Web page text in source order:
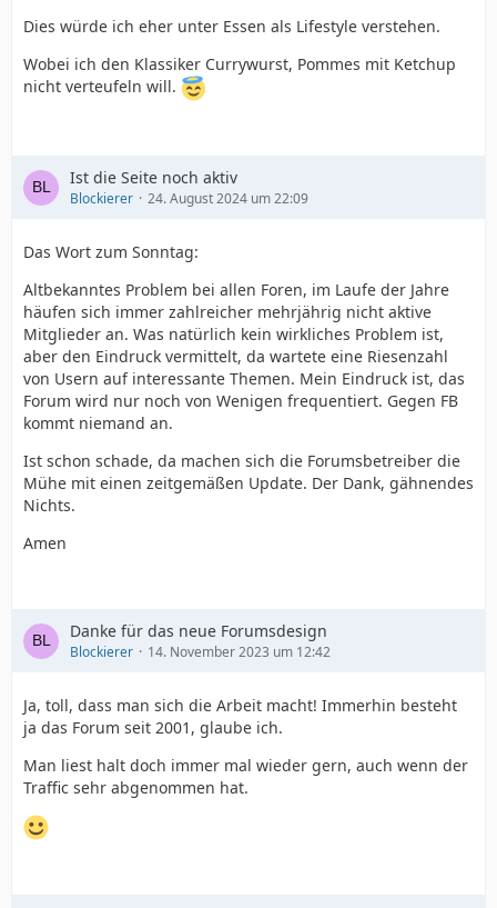
Dies würde ich eher unter Essen als Lifestyle verstehen.
Wobei ich den Klassiker Currywurst, Pommes mit Ketchup
nicht verteufeln will.
Ist die Seite noch aktiv
Blockierer 24. August 2024 um 22:09
Das Wort zum Sonntag:
Altbekanntes Problem bei allen Foren, im Laufe der Jahre
häufen sich immer zahlreicher mehrjährig nicht aktive
Mitglieder an. Was natürlich kein wirkliches Problem ist,
aber den Eindruck vermittelt, da wartete eine Riesenzahl
von Usern auf interessante Themen. Mein Eindruck ist, das
Forum wird nur noch von Wenigen frequentiert. Gegen FB
kommt niemand an.
Ist schon schade, da machen sich die Forumsbetreiber die
Mühe mit einen zeitgemäßen Update. Der Dank, gähnendes
Nichts.
Amen
Danke für das neue Forumsdesign
Blockierer 14. November 2023 um 12:42
Ja, toll, dass man sich die Arbeit macht! Immerhin besteht
ja das Forum seit 2001, glaube ich.
Man liest halt doch immer mal wieder gern, auch wenn der
Traffic sehr abgenommen hat.